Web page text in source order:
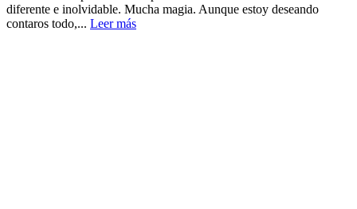
diferente e inolvidable. Mucha magia. Aunque estoy deseando
contaros todo,... Leer más